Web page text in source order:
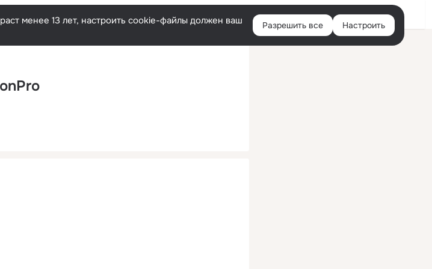
Русский Войти
менее 13 лет, настроить cookie-файлы должен ваш
Разрешить все Настроить